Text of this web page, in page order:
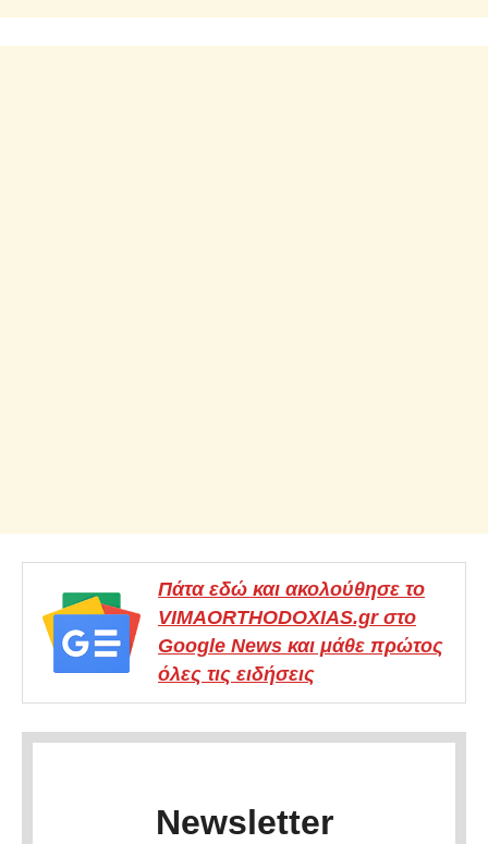
Πάτα εδώ και ακολούθησε το
VIMAORTHODOXIAS.gr στο
Google News και μάθε πρώτος
όλες τις ειδήσεις
Newsletter